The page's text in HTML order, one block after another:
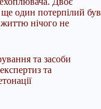
ще один потерпілий був
життю нічого не
та засоби
та